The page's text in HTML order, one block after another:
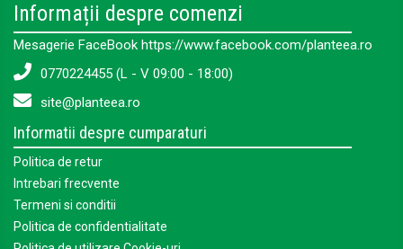
Informații despre comenzi
Mesagerie FaceBook https://www.facebook.com/planteea.ro
0770224455 (L - V 09:00 - 18:00)
site@planteea.ro
Informatii despre cumparaturi
Politica de retur
Intrebari frecvente
Termeni si conditii
Politica de confidentialitate